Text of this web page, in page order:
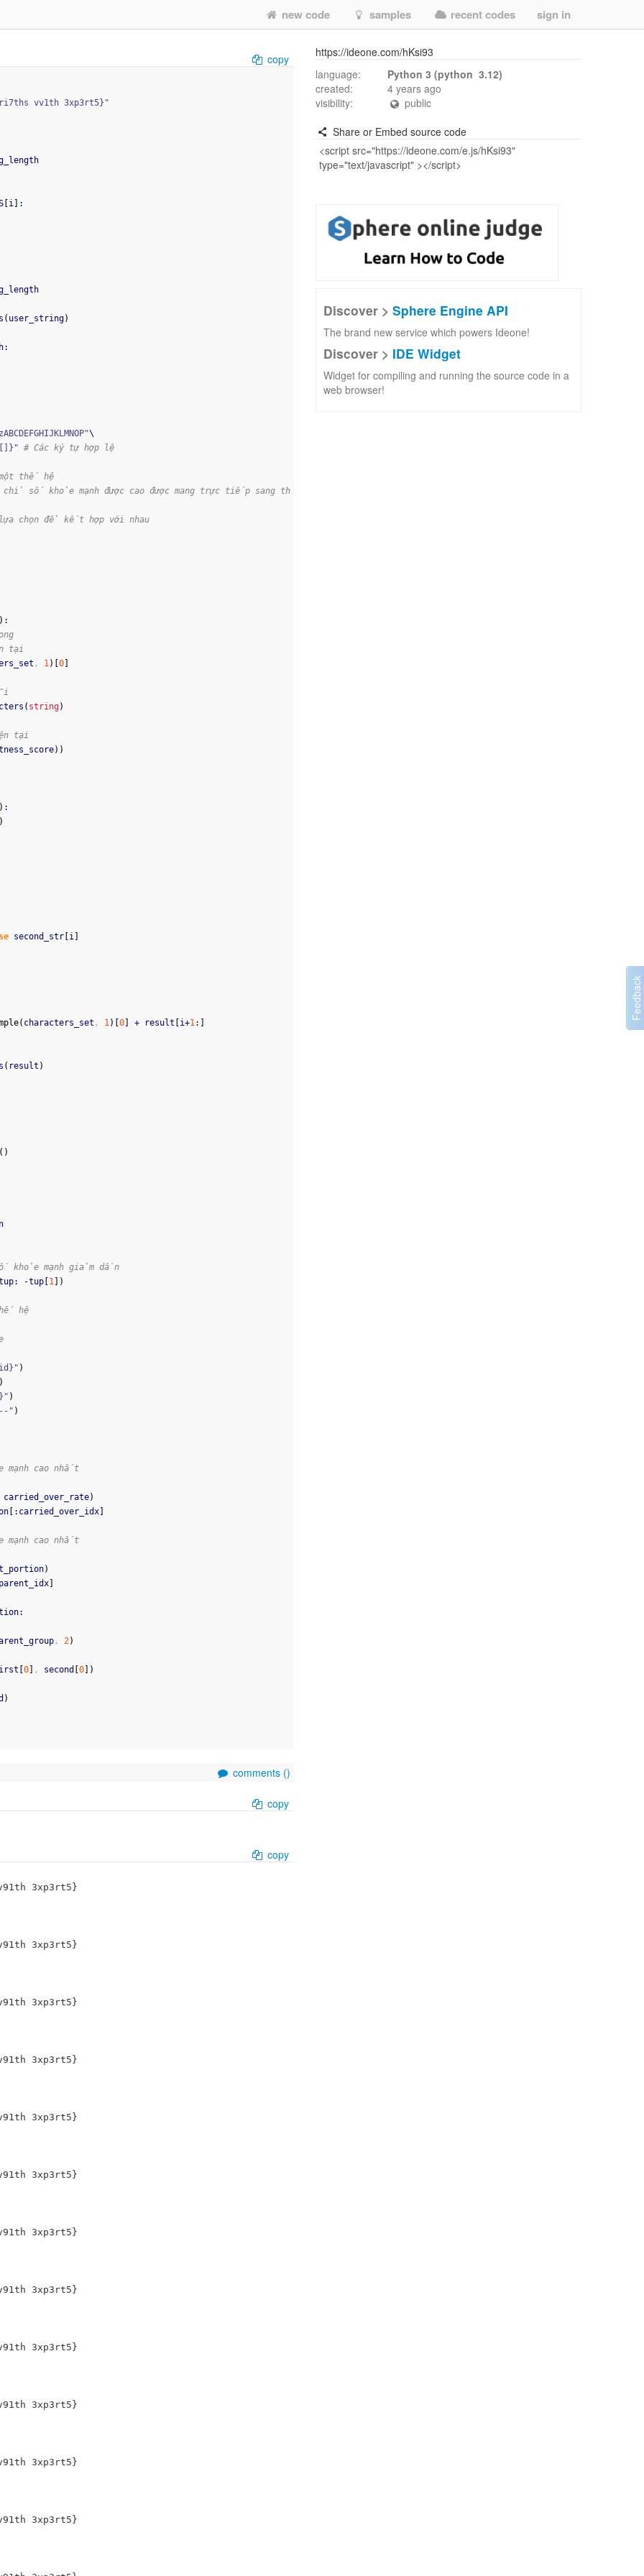
new code samples recent codes sign in
copy
vv1th 3xp3rt5}"
i
:
( user_string)
\
# Các ký tự hợp lệ
thế hệ
số khỏe mạnh được cao được mang trực tiếp sang th
chọn để kết hợp với nhau
) :
tại
, 1) 0
( string)
tại
) )
) :
)
second_str i
( characters_set , 1) 0 + result i+1:
( result )
( )
mạnh giảm dần
-tup 1 )
hệ
)
)
)
" )
cao nhất
)
:carried_over_idx
cao nhất
)
, 2)
0 , second 0 )
)
comments ()
copy
copy
https://ideone.com/hKsi93
language:
Python 3 (python 3.12)
created:
4 years ago
visibility:
public
Share or Embed source code
Discover > Sphere Engine API
The brand new service which powers Ideone!
Discover > IDE Widget
Widget for compiling and running the source code in a
web browser!